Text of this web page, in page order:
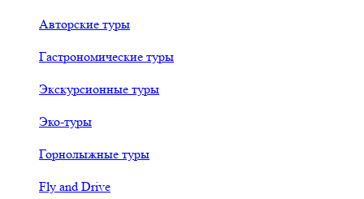
Авторские туры
Гастрономические туры
Экскурсионные туры
Эко-туры
Горнолыжные туры
Fly and Drive